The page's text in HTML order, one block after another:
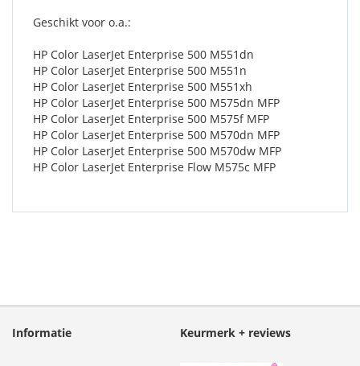
Geschikt voor o.a.:
HP Color LaserJet Enterprise 500 M551dn
HP Color LaserJet Enterprise 500 M551n
HP Color LaserJet Enterprise 500 M551xh
HP Color LaserJet Enterprise 500 M575dn MFP
HP Color LaserJet Enterprise 500 M575f MFP
HP Color LaserJet Enterprise 500 M570dn MFP
HP Color LaserJet Enterprise 500 M570dw MFP
HP Color LaserJet Enterprise Flow M575c MFP
Informatie Keurmerk + reviews